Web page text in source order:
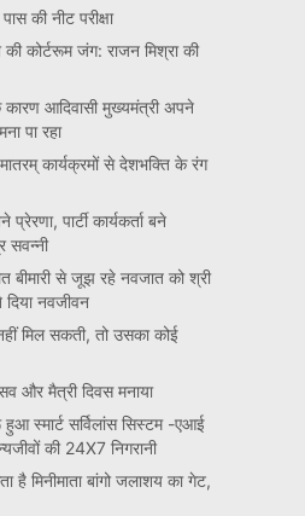
की नीट परीक्षा
कोर्टरूम जंग: राजन मिश्रा की
आदिवासी मुख्यमंत्री अपने
पा रहा
कार्यक्रमों से देशभक्ति के रंग
पार्टी कार्यकर्ता बने
सवन्नी
बीमारी से जूझ रहे नवजात को श्री
नवजीवन
मिल सकती, तो उसका कोई
और मैत्री दिवस मनाया
स्मार्ट सर्विलांस सिस्टम -एआई
की 24X7 निगरानी
है मिनीमाता बांगो जलाशय का गेट,